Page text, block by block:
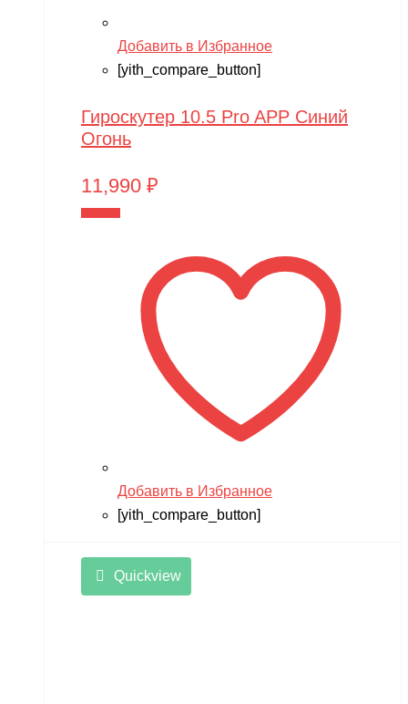
Добавить в Избранное
[yith_compare_button]
Гироскутер 10.5 Pro APP Синий
Огонь
11,990 ₽
Добавить в Избранное
[yith_compare_button]
Quickview